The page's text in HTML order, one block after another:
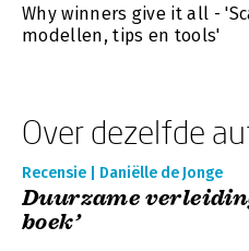
Why winners give it all -
modellen, tips en tools'
Over dezelfde
Recensie | Daniëlle de Jonge
Duurzame
boek’